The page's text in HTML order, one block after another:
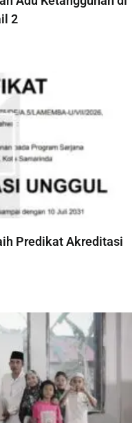
2
Predikat Akreditasi